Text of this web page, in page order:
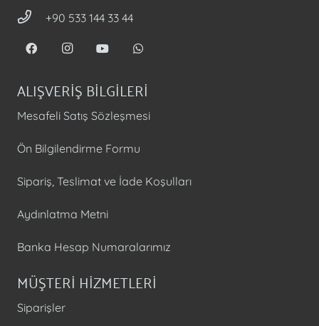
+90 533 144 33 44
ALIŞVERİŞ BİLGİLERİ
Mesafeli Satış Sözleşmesi
Ön Bilgilendirme Formu
Sipariş, Teslimat ve İade Koşulları
Aydınlatma Metni
Banka Hesap Numaralarımız
MÜŞTERİ HİZMETLERİ
Siparişler